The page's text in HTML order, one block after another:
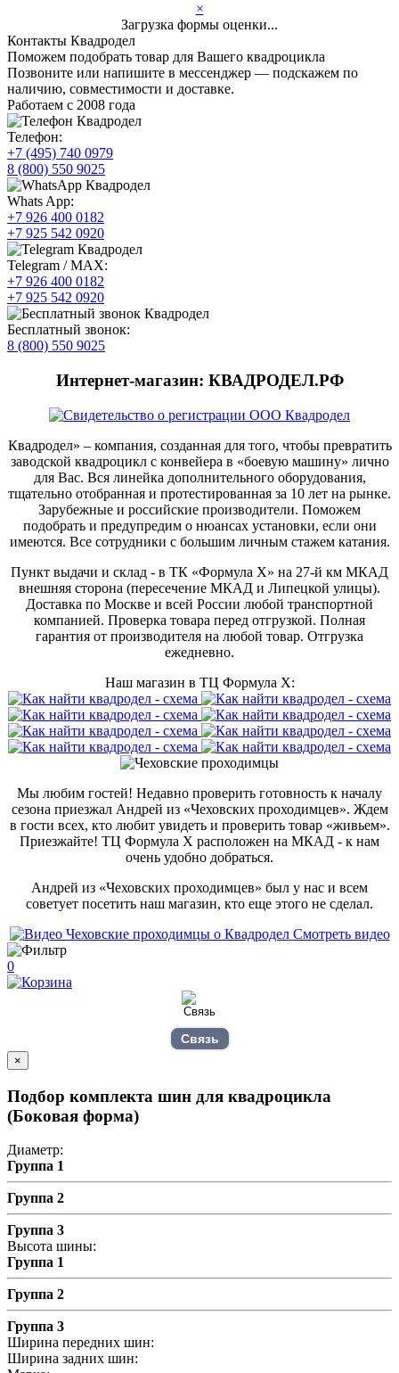
×
Загрузка формы оценки...
Контакты Квадродел
Поможем подобрать товар для Вашего квадроцикла
Позвоните или напишите в мессенджер — подскажем по
наличию, совместимости и доставке.
Работаем с 2008 года
Телефон:
+7 (495) 740 0979
8 (800) 550 9025
Whats App:
+7 926 400 0182
+7 925 542 0920
Telegram / MAX:
+7 926 400 0182
+7 925 542 0920
Бесплатный звонок:
8 (800) 550 9025
Интернет-магазин: КВАДРОДЕЛ.РФ
Квадродел» – компания, созданная для того, чтобы превратить
заводской квадроцикл с конвейера в «боевую машину» лично
для Вас. Вся линейка дополнительного оборудования,
тщательно отобранная и протестированная за 10 лет на рынке.
Зарубежные и российские производители. Поможем
подобрать и предупредим о нюансах установки, если они
имеются. Все сотрудники с большим личным стажем катания.
Пункт выдачи и склад - в ТК «Формула X» на 27-й км МКАД
внешняя сторона (пересечение МКАД и Липецкой улицы).
Доставка по Москве и всей России любой транспортной
компанией. Проверка товара перед отгрузкой. Полная
гарантия от производителя на любой товар. Отгрузка
ежедневно.
Наш магазин в ТЦ Формула Х:
Мы любим гостей! Недавно проверить готовность к началу
сезона приезжал Андрей из «Чеховских проходимцев». Ждем
в гости всех, кто любит увидеть и проверить товар «живьем».
Приезжайте! ТЦ Формула Х расположен на МКАД - к нам
очень удобно добраться.
Андрей из «Чеховских проходимцев» был у нас и всем
советует посетить наш магазин, кто еще этого не сделал.
Смотреть видео
0
Связь
×
Подбор комплекта шин для квадроцикла
(Боковая форма)
Диаметр:
Группа 1
Группа 2
Группа 3
Высота шины:
Группа 1
Группа 2
Группа 3
Ширина передних шин:
Ширина задних шин: